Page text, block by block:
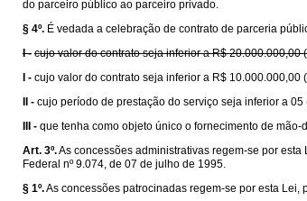
do parceiro público ao parceiro privado.
§ 4º. É vedada a celebração de contrato de parceria
I - cujo valor do contrato seja inferior a R$ 20.000.000,00
I - cujo valor do contrato seja inferior a R$ 10.000.000,00
II - cujo período de prestação do serviço seja inferior a 05
III - que tenha como objeto único o fornecimento de
Art. 3º.As concessões administrativas regem-se por
Federal nº 9.074, de 07 de julho de 1995.
§ 1º.As concessões patrocinadas regem-se por esta